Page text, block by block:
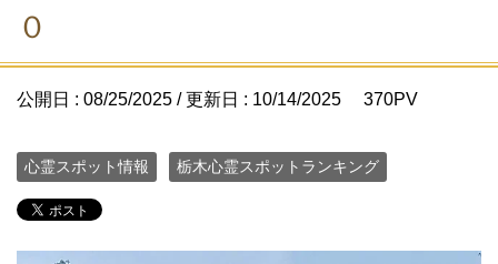
０
公開日 : 08/25/2025 / 更新日 : 10/14/2025 370PV
心霊スポット情報 栃木心霊スポットランキング